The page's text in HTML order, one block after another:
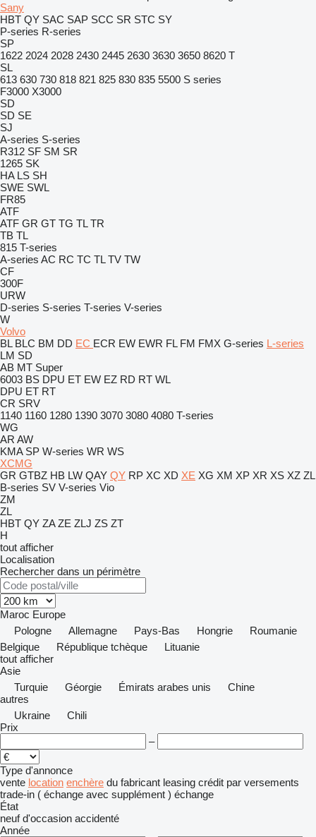
Sany
HBT QY SAC SAP SCC SR STC SY
P-series R-series
SP
1622 2024 2028 2430 2445 2630 3630 3650 8620 T
SL
613 630 730 818 821 825 830 835 5500 S series
F3000 X3000
SD
SD SE
SJ
A-series S-series
R312 SF SM SR
1265 SK
HA LS SH
SWE SWL
FR85
ATF
ATF GR GT TG TL TR
TB TL
815 T-series
A-series AC RC TC TL TV TW
CF
300F
URW
D-series S-series T-series V-series
W
Volvo
BL BLC BM DD EC ECR EW EWR FL FM FMX G-series L-series
LM SD
AB MT Super
6003 BS DPU ET EW EZ RD RT WL
DPU ET RT
CR SRV
1140 1160 1280 1390 3070 3080 4080 T-series
WG
AR AW
KMA SP W-series WR WS
XCMG
GR GTBZ HB LW QAY QY RP XC XD XE XG XM XP XR XS XZ ZL
B-series SV V-series Vio
ZM
ZL
HBT QY ZA ZE ZLJ ZS ZT
H
tout afficher
Localisation
Rechercher dans un périmètre
Maroc Europe
Pologne
Allemagne Pays-Bas Hongrie
Roumanie
Belgique
République tchèque
Lituanie
tout afficher
Asie
Turquie
Géorgie Émirats arabes unis
Chine
autres
Ukraine
Chili
Prix
–
Type d'annonce
vente location enchère du fabricant leasing crédit par versements
trade-in ( échange avec supplément ) échange
État
neuf d'occasion accidenté
Année